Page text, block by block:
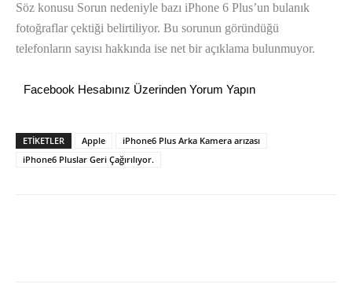
Söz konusu Sorun nedeniyle bazı iPhone 6 Plus’un bulanık
fotoğraflar çektiği belirtiliyor. Bu sorunun göründüğü
telefonların sayısı hakkında ise net bir açıklama bulunmuyor.
Facebook Hesabınız Üzerinden Yorum Yapın
ETİKETLER Apple
iPhone6 Plus Arka Kamera arızası
iPhone6 Pluslar Geri Çağırılıyor.